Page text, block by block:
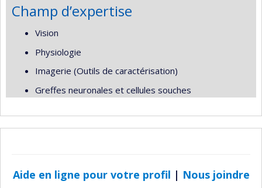
Champ d’expertise
Vision
Physiologie
Imagerie (Outils de caractérisation)
Greffes neuronales et cellules souches
Aide en ligne pour votre profil | Nous joindre